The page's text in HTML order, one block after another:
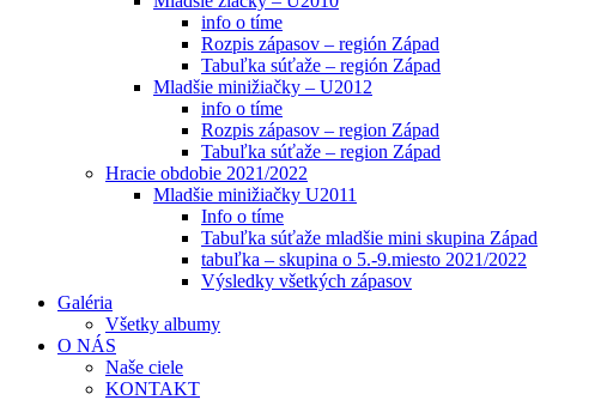
info o tíme
Rozpis zápasov – región Západ
Tabuľka súťaže – región Západ
Mladšie minižiačky – U2012
info o tíme
Rozpis zápasov – region Západ
Tabuľka súťaže – region Západ
Hracie obdobie 2021/2022
Mladšie minižiačky U2011
Info o tíme
Tabuľka súťaže mladšie mini skupina Západ
tabuľka – skupina o 5.-9.miesto 2021/2022
Výsledky všetkých zápasov
Galéria
Všetky albumy
O NÁS
Naše ciele
KONTAKT